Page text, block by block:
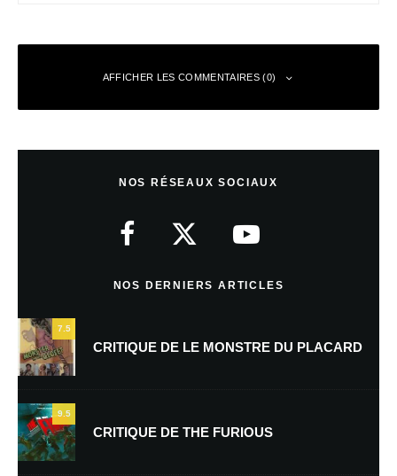
AFFICHER LES COMMENTAIRES (0)
Nom*
NOS RÉSEAUX SOCIAUX
NOS DERNIERS ARTICLES
7.5
CRITIQUE DE LE MONSTRE DU PLACARD
9.5
CRITIQUE DE THE FURIOUS